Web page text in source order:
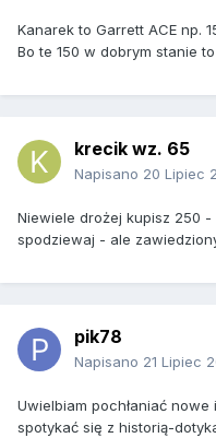
Kanarek to Garrett ACE np.
Bo te 150 w dobrym stanie
krecik wz. 65
Napisano 20 Lipiec
Niewiele drożej kupisz 250 -
spodziewaj - ale
pik78
Napisano 21 Lipiec
Uwielbiam pochłaniać
spotykać się z historią-